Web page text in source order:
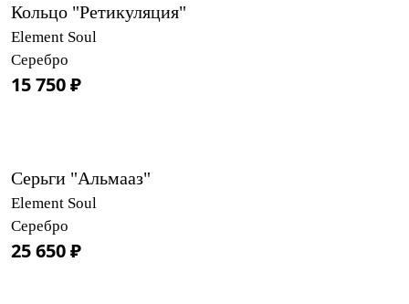
Кольцо "Ретикуляция"
Element Soul
Серебро
15 750 ₽
Серьги "Альмааз"
Element Soul
Серебро
25 650 ₽